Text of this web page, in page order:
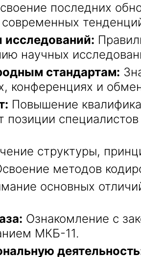
последних
исследований:
научных
стандартам:
конференциях и
Повышение
позиции
структуры,
методов
основных
Ознакомление с
МКБ-11.
Даю согласие на
данныхиe-mail
Получить
Даю согласие на
данныхиe-mail